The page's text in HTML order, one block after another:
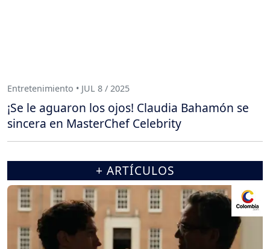
Entretenimiento • JUL 8 / 2025
¡Se le aguaron los ojos! Claudia Bahamón se
sincera en MasterChef Celebrity
+ ARTÍCULOS